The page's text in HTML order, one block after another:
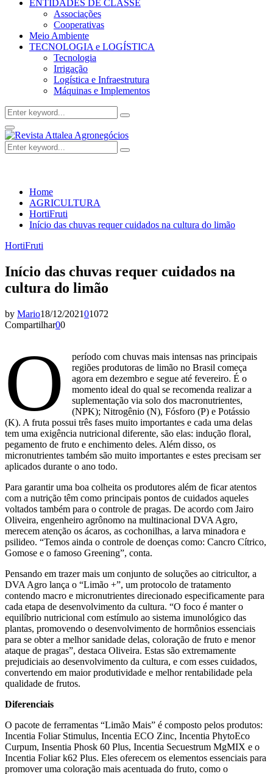
ENTIDADES DE CLASSE
Associações
Cooperativas
Meio Ambiente
TECNOLOGIA e LOGÍSTICA
Tecnologia
Irrigação
Logística e Infraestrutura
Máquinas e Implementos
Search
for:
Search
Facebook
Twitter
Instagram
Linkedin
Youtube
Email
Primary
Menu
Search
for:
Search
Home
AGRICULTURA
HortiFruti
Início das chuvas requer cuidados na cultura do limão
HortiFruti
Início das chuvas requer cuidados na
cultura do limão
by Mario18/12/202101072
Compartilhar00
O
período com chuvas mais intensas nas principais
regiões produtoras de limão no Brasil começa
agora em dezembro e segue até fevereiro. É o
momento ideal do qual se recomenda realizar a
suplementação via solo dos macronutrientes,
(NPK); Nitrogênio (N), Fósforo (P) e Potássio
(K). A fruta possui três fases muito importantes e cada uma delas
tem uma exigência nutricional diferente, são elas: indução floral,
pegamento de fruto e enchimento deles. Além disso, os
micronutrientes também são muito importantes e estes precisam ser
aplicados durante o ano todo.
Para garantir uma boa colheita os produtores além de ficar atentos
com a nutrição têm como principais pontos de cuidados aqueles
voltados também para o controle de pragas. De acordo com Jairo
Oliveira, engenheiro agrônomo na multinacional DVA Agro,
merecem atenção os ácaros, as cochonilhas, a larva minadora e
psilideo. “Temos ainda o controle de doenças como: Cancro Cítrico,
Gomose e o famoso Greening”, conta.
Pensando em trazer mais um conjunto de soluções ao citricultor, a
DVA Agro lança o “Limão +”, um protocolo de tratamento
contendo macro e micronutrientes direcionado especificamente para
cada etapa de desenvolvimento da cultura. “O foco é manter o
equilíbrio nutricional com estímulo ao sistema imunológico das
plantas, promovendo o desenvolvimento de hormônios essenciais
para se obter a melhor sanidade delas, coloração de fruto e menor
ataque de pragas”, destaca Oliveira. Estas são extremamente
prejudiciais ao desenvolvimento da cultura, e com esses cuidados,
convertendo em maior produtividade e melhor rentabilidade pela
qualidade de frutos.
Diferenciais
O pacote de ferramentas “Limão Mais” é composto pelos produtos:
Incentia Foliar Stimulus, Incentia ECO Zinc, Incentia PhytoEco
Curpum, Insentia Phosk 60 Plus, Incentia Secuestrum MgMIX e o
Incentia Foliar k62 Plus. Eles oferecem os elementos essenciais para
promover uma coloração mais acentuada do fruto, como o